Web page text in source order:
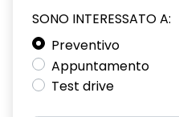
SONO INTERESSATO A:
Preventivo
Appuntamento
Test drive